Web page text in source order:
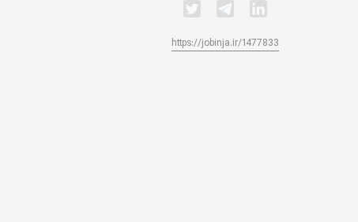
https://jobinja.ir/1477833